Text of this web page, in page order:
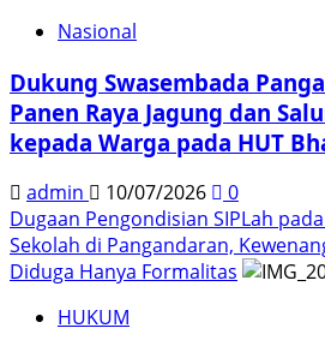
Nasional
Dukung Swasembada
Panen Raya Jagung dan
kepada Warga pada HUT
admin 10/07/2026
0
Dugaan Pengondisian SIPLah
Sekolah di Pangandaran,
Diduga Hanya Formalitas
HUKUM